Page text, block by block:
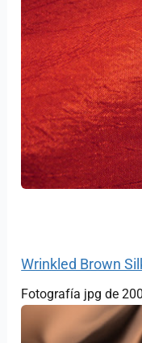
Wrinkled Brown
Fotografía jpg de